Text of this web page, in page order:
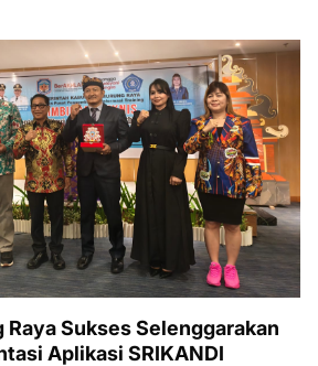
Sukses Selenggarakan
Aplikasi SRIKANDI